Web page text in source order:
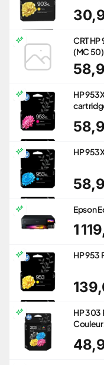
CRT
(MC 50)
HP
HP
Epson
1
HP 953
HP 303